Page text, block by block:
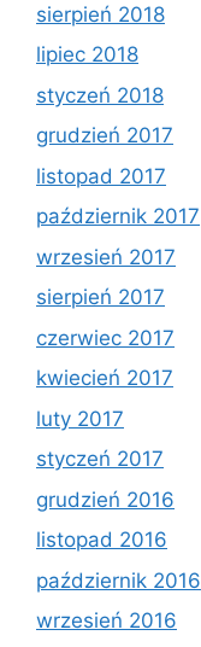
sierpień 2018
lipiec 2018
styczeń 2018
grudzień 2017
listopad 2017
październik 2017
wrzesień 2017
sierpień 2017
czerwiec 2017
kwiecień 2017
luty 2017
styczeń 2017
grudzień 2016
listopad 2016
październik 2016
wrzesień 2016